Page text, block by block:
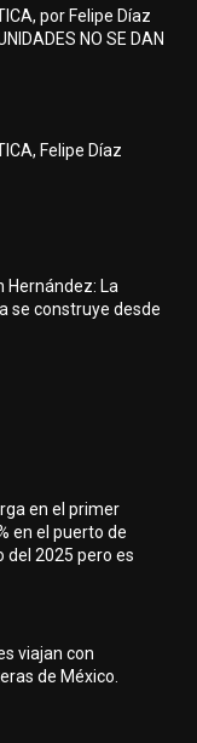
por Felipe Díaz
NO SE DAN
Felipe Díaz
Hernández: La
se construye desde
en el primer
en el puerto de
del 2025 pero es
viajan con
de México.